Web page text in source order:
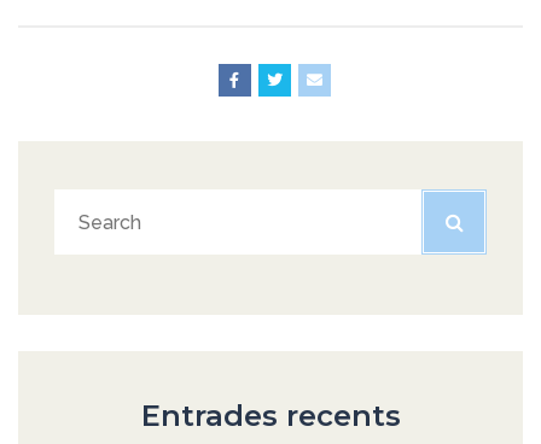
Entrades recents